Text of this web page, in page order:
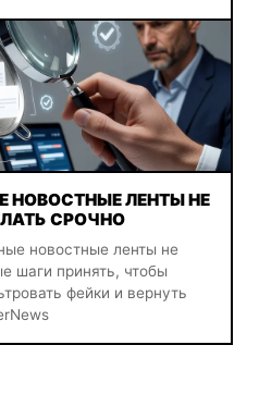
НОВОСТНЫЕ ЛЕНТЫ НЕ
СРОЧНО
новостные ленты не
шаги принять, чтобы
фейки и вернуть